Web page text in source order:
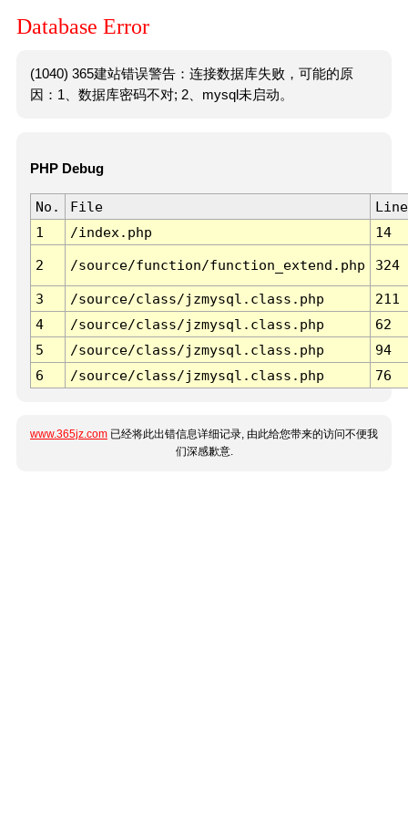
Database Error
(1040) 365建站错误警告：连接数据库失败，可能的原
因：1、数据库密码不对; 2、mysql未启动。
PHP Debug
No. File
Line
1
/index.php 14
2 /source/function/function_extend.php 324
3 /source/class/jzmysql.class.php
211
4
/source/class/jzmysql.class.php
62
5
/source/class/jzmysql.class.php
94
6
/source/class/jzmysql.class.php 76
www.365jz.com 已经将此出错信息详细记录, 由此给您带来的访问不便我
们深感歉意.